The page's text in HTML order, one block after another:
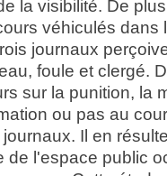
la visibilité. De
véhiculés dans
journaux
foule et clergé.
sur la punition, la
ou pas au
Il en
de l'espace public